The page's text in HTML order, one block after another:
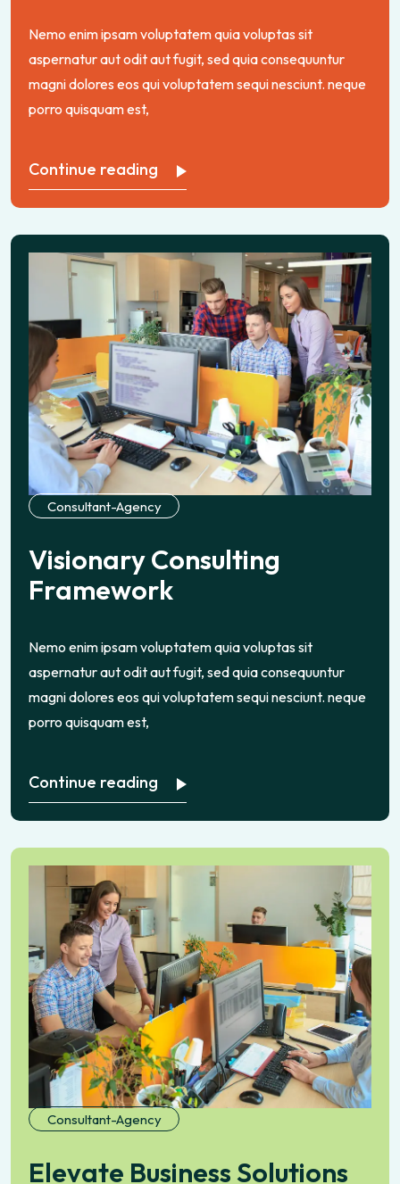
Nemo enim ipsam voluptatem quia voluptas sit
aspernatur aut odit aut fugit, sed quia consequuntur
magni dolores eos qui voluptatem sequi nesciunt. neque
porro quisquam est,
Continue reading
Consultant-Agency
VisionaryConsulting
Framework
Nemo enim ipsam voluptatem quia voluptas sit
aspernatur aut odit aut fugit, sed quia consequuntur
magni dolores eos qui voluptatem sequi nesciunt. neque
porro quisquam est,
Continue reading
Consultant-Agency
Elevate BusinessSolutions